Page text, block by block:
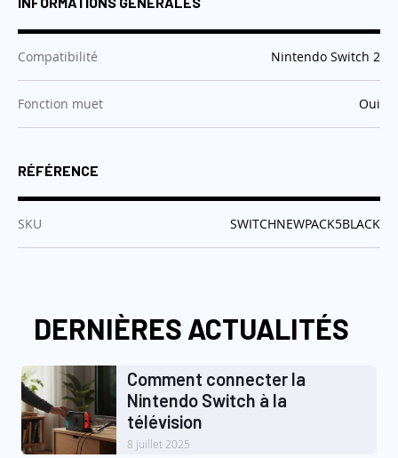
Compatibilité :Nintendo Switch 2
Fonction muet :Oui
RÉFÉRENCE
SKU :SWITCHNEWPACK5BLACK
DERNIÈRES ACTUALITÉS
Comment connecter la
Nintendo Switch à la
télévision
8 juillet 2025